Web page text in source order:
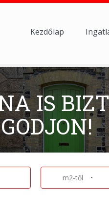
Kezdőlap
IS
-